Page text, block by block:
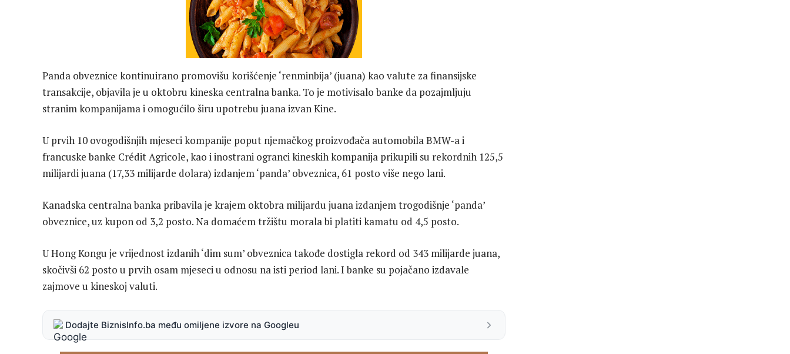
Panda obveznice kontinuirano promovišu korišćenje ‘renminbija’ (juana) kao valute za finansijske
transakcije, objavila je u oktobru kineska centralna banka. To je motivisalo banke da pozajmljuju
stranim kompanijama i omogućilo širu upotrebu juana izvan Kine.
U prvih 10 ovogodišnjih mjeseci kompanije poput njemačkog proizvođača automobila BMW-a i
francuske banke Crédit Agricole, kao i inostrani ogranci kineskih kompanija prikupili su rekordnih 125,5
milijardi juana (17,33 milijarde dolara) izdanjem ‘panda’ obveznica, 61 posto više nego lani.
Kanadska centralna banka pribavila je krajem oktobra milijardu juana izdanjem trogodišnje ‘panda’
obveznice, uz kupon od 3,2 posto. Na domaćem tržištu morala bi platiti kamatu od 4,5 posto.
U Hong Kongu je vrijednost izdanih ‘dim sum’ obveznica takođe dostigla rekord od 343 milijarde juana,
skočivši 62 posto u prvih osam mjeseci u odnosu na isti period lani. I banke su pojačano izdavale
zajmove u kineskoj valuti.
Dodajte BiznisInfo.ba među omiljene izvore na Googleu